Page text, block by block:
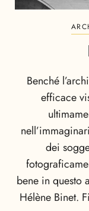
Benché
efficace
dei
bene in questo
Hélène Binet.